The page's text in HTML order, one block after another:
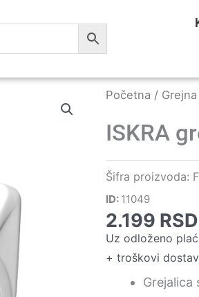
Početna /
ISKRA
Šifra proizvoda:
ID: 11049
2.199 RSD
Uz odloženo
+ troškovi
Grejalica